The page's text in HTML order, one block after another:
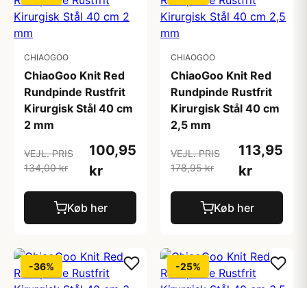
CHIAOGOO
ChiaoGoo Knit Red
Rundpinde Rustfrit
Kirurgisk Stål 40 cm
2 mm
VEJL. PRIS
134,00 kr
100,95
kr
Køb her
CHIAOGOO
ChiaoGoo Knit Red
Rundpinde Rustfrit
Kirurgisk Stål 40 cm
2,5 mm
VEJL. PRIS
178,95 kr
113,95
kr
Køb her
-36% -25%